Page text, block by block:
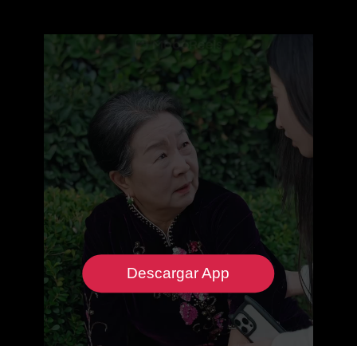
Descargar App